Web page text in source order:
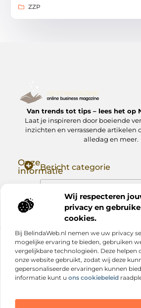
Wij respecteren
privacy en
cookies.
Bij BelindaWeb.nl nemen we uw privacy
mogelijke ervaring te bieden, gebruiken
vergelijkbare technologieën. Deze helpen
onze website gebruikt, zodat wij deze
gepersonaliseerde ervaringen kunnen
informatie kunt u ons cookiebeleid
ZZP
Van trends tot tips – lees het op
Laat je inspireren door boeiende
inzichten en verrassende artikelen
alledag en meer.
Onze
informatieBericht categorie
Website index
Cookiebeleid
@2025 www.nextmagazine.nl. All